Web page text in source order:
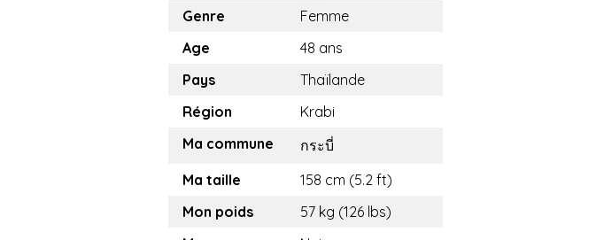
Genre
Femme
Age
48 ans
Pays
Thaïlande
Région
Krabi
Ma commune
กระบี่
Ma taille
158 cm (5.2 ft)
Mon poids
57 kg (126 lbs)